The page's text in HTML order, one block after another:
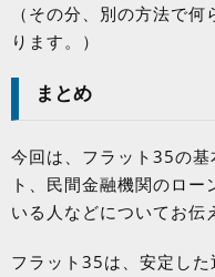
（その分、別の方法で
ります。）
まとめ
今回は、フラット 35の基
ト、民間金融機関のロー
いる人などについてお伝
フラット 35は、安定し